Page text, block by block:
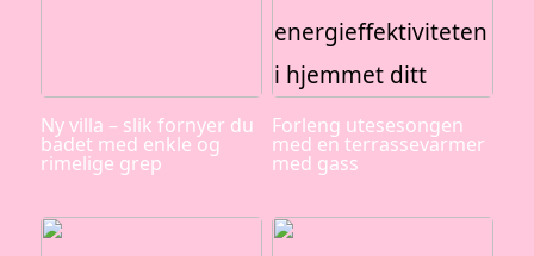
Ny villa – slik fornyer du
badet med enkle og
rimelige grep
Forleng utesesongen
med en terrassevarmer
med gass